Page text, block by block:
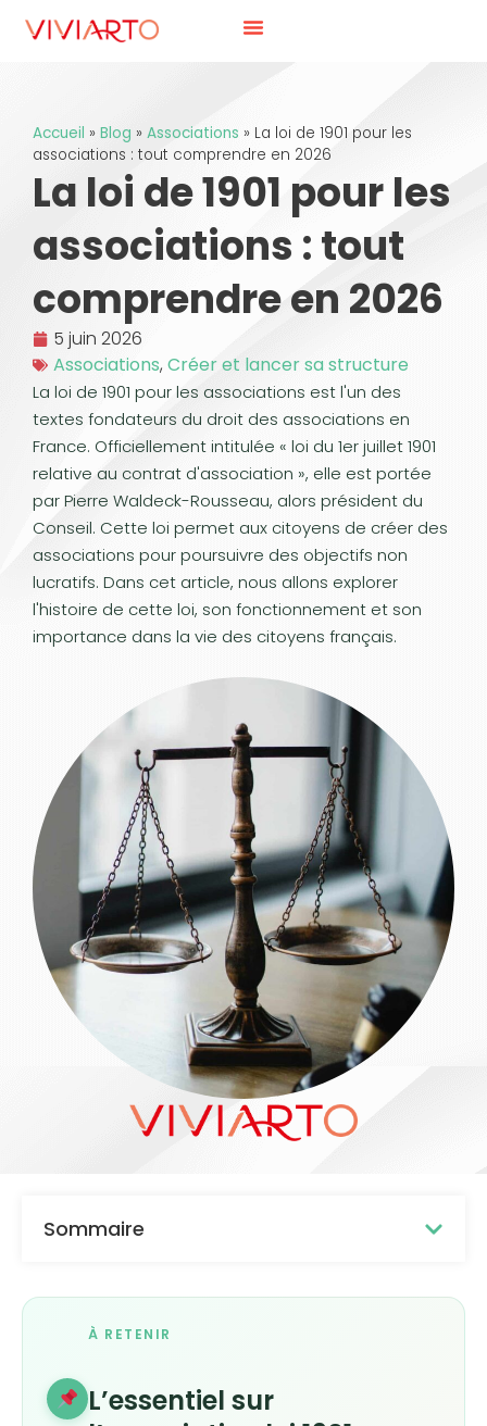
Accueil » Blog » Associations » La loi de 1901 pour les
associations : tout comprendre en 2026
La loi de 1901 pour les
associations : tout
comprendre en 2026
5 juin 2026
Associations, Créer et lancer sa structure
La loi de 1901 pour les associations est l'un des
textes fondateurs du droit des associations en
France. Officiellement intitulée « loi du 1er juillet 1901
relative au contrat d'association », elle est portée
par Pierre Waldeck-Rousseau, alors président du
Conseil. Cette loi permet aux citoyens de créer des
associations pour poursuivre des objectifs non
lucratifs. Dans cet article, nous allons explorer
l'histoire de cette loi, son fonctionnement et son
importance dans la vie des citoyens français.
Sommaire
À RETENIR
L’essentiel sur